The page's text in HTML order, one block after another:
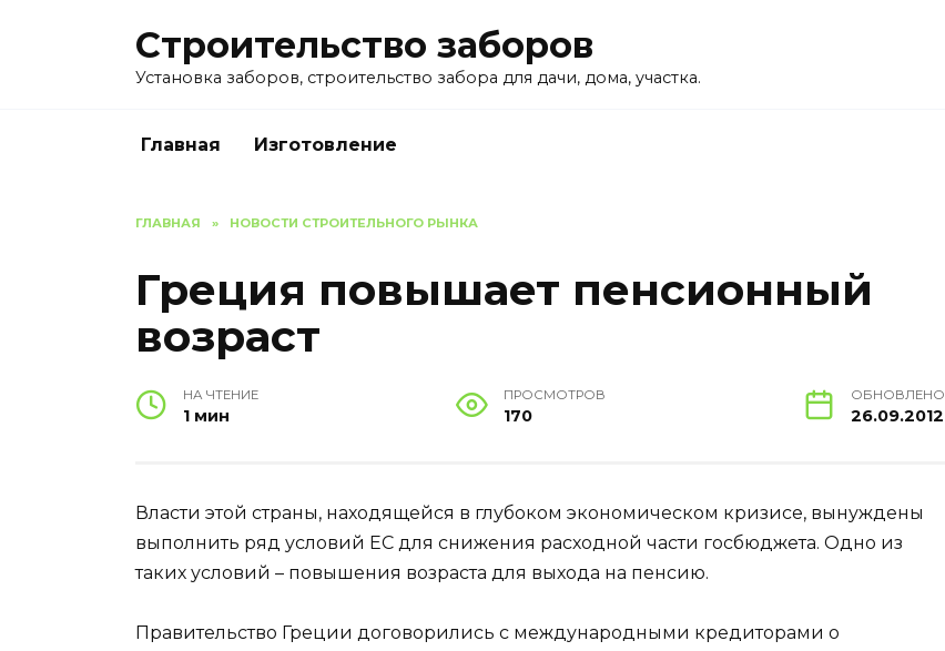
Строительство заборов
Установка заборов, строительство забора для дачи, дома, участка.
Главная Изготовление
ГЛАВНАЯ » НОВОСТИ СТРОИТЕЛЬНОГО РЫНКА
Греция повышает пенсионный
возраст
НА ЧТЕНИЕ
1 мин
ПРОСМОТРОВ
170
ОБНОВЛЕНО
26.09.2012
Власти этой страны, находящейся в глубоком экономическом кризисе, вынуждены
выполнить ряд условий ЕС для снижения расходной части госбюджета. Одно из
таких условий – повышения возраста для выхода на пенсию.
Правительство Греции договорились с международными кредиторами о